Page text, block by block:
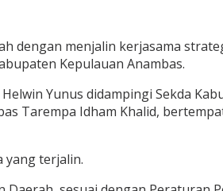
dengan menjalin kerjasama
Kepulauan Anambas.
Yunus didampingi Sekda
Tarempa Idham Khalid,
yang terjalin.